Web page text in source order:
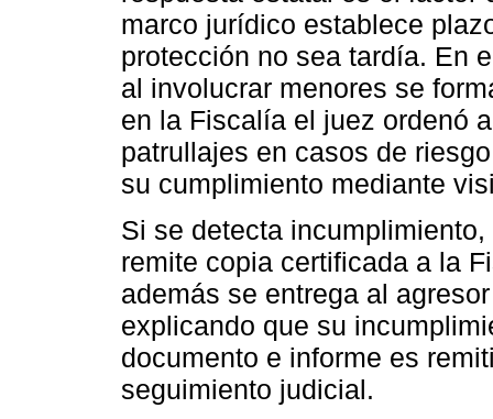
marco jurídico establece
protección no sea tardía. En
al involucrar menores se
en la Fiscalía el juez ordenó
patrullajes en casos de
su cumplimiento mediante
Si se detecta
remite copia certificada a la
además se entrega al
explicando que su
documento e informe es
seguimiento judicial.